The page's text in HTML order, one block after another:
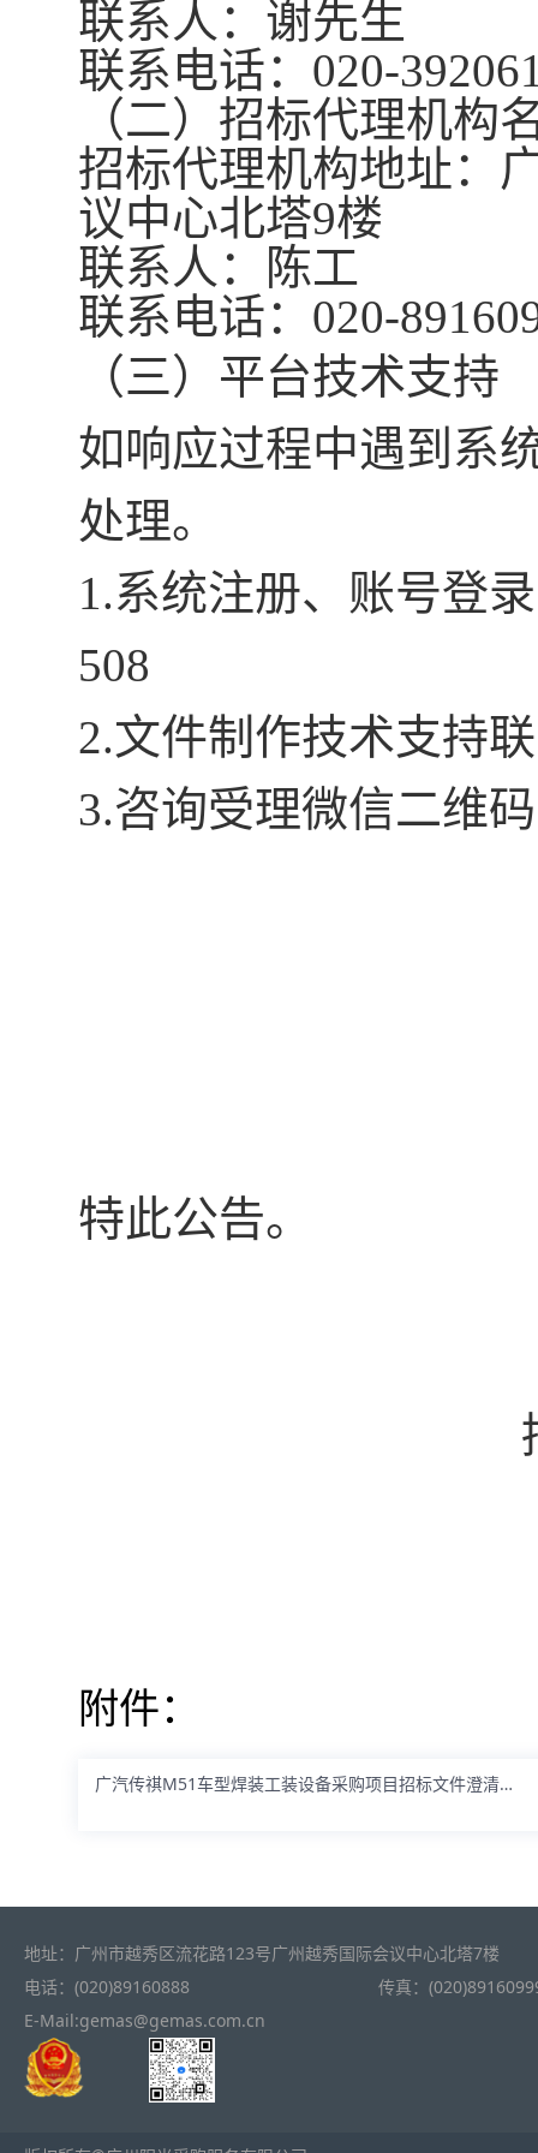
联系人： 谢先生
联系电话： 020-
（二）招标代理机构
招标代理机构地址：
议中心北塔9楼
联系人：
陈工
联系电话： 020-8916
（三）平台技术支持
如响应过程中遇到系
处理。
1.系统注册、账号登
508
2.文件制作技术支持
3.咨询受理微信二维
特此公告。
附件：
广汽传祺M51车型焊装工装设备采购项目招标文件澄清公告附件.docx
地址：广州市越秀区流花路123号广州越秀国际会议中心北塔7楼
电话：(020)89160888
传真：
E-Mail:gemas@gemas.com.cn